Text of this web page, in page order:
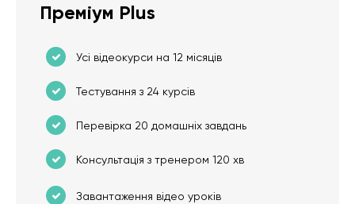
Преміум Plus
Усі відеокурси на 12 місяців
Тестування з 24 курсів
Перевірка 20 домашніх завдань
Консультація з тренером 120 хв
Завантаження відео уроків